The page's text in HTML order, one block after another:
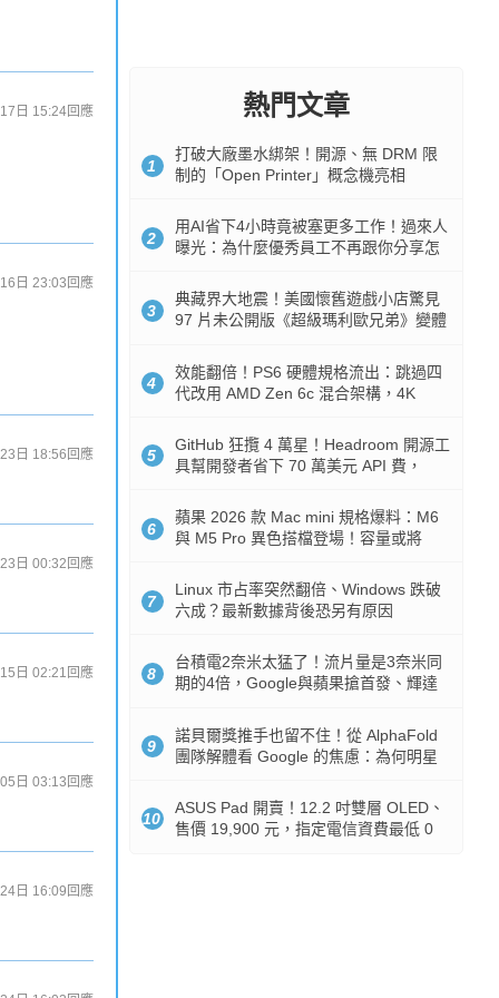
日 15:24回應
日 23:03 回應
日 18:56 回應
日 00:32 回應
日 02:21 回應
日 03:13 回應
日 16:09 回應
熱門文章
1
打破大廠墨水綁架！開源、無 DRM 限
制的「Open Printer」概念機亮相
2
用AI省下4小時竟被塞更多工作！過來人
曝光：為什麼優秀員工不再跟你分享怎
3
典藏界大地震！美國懷舊遊戲小店驚見
97 片未公開版《超級瑪利歐兄弟》變體
4
效能翻倍！PS6 硬體規格流出：跳過四
代改用 AMD Zen 6c 混合架構，4K
5
GitHub 狂攬 4 萬星！Headroom 開源工
具幫開發者省下 70 萬美元 API 費，
6
蘋果 2026 款 Mac mini 規格爆料：M6
與 M5 Pro 異色搭檔登場！容量或將
7
Linux 市占率突然翻倍、Windows 跌破
六成？最新數據背後恐另有原因
8
台積電2奈米太猛了！流片量是3奈米同
期的4倍，Google與蘋果搶首發、輝達
9
諾貝爾獎推手也留不住！從 AlphaFold
團隊解體看 Google 的焦慮：為何明星
10
ASUS Pad 開賣！12.2 吋雙層 OLED、
售價 19,900 元，指定電信資費最低 0